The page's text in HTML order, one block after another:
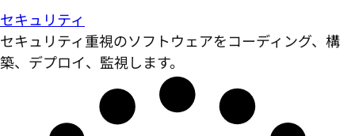
セキュリティ
セキュリティ重視のソフトウェアをコーディング、構
築、デプロイ、監視します。